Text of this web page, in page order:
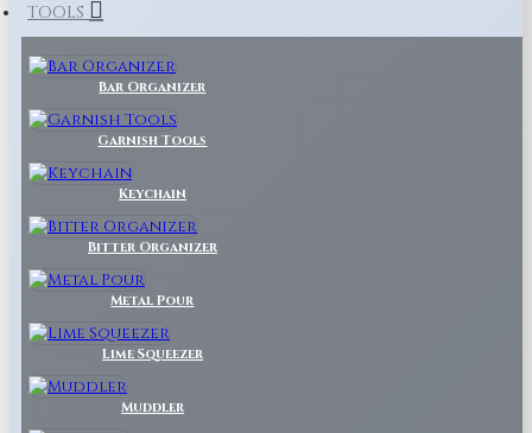
TOOLS
Bar Organizer
Garnish Tools
Keychain
Bitter Organizer
Metal Pour
Lime Squeezer
Muddler